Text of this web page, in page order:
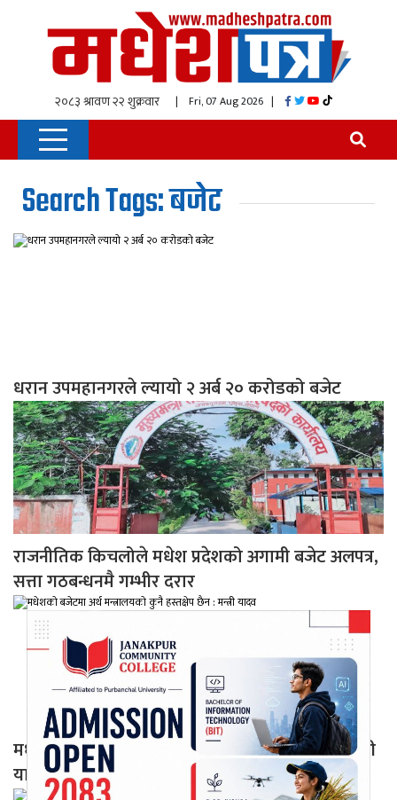
| Fri, 07 Aug 2026 |
Search Tags: बजेट
धरान उपमहानगरले ल्यायो २ अर्ब २० करोडको बजेट
राजनीतिक किचलोले मधेश प्रदेशको अगामी बजेट अलपत्र,
सत्ता गठबन्धनमै गम्भीर दरार
मधेशको बजेटमा अर्थ मन्त्रालयको कुनै हस्तक्षेप छैन : मन्त्री
यादव